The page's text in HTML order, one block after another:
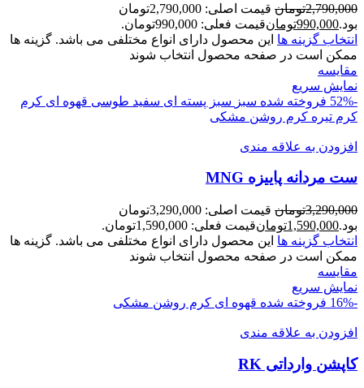
2,790,000تومان
قیمت اصلی: 2,790,000تومان
بود.990,000تومانقیمت فعلی: 990,000تومان.
انتخاب گزینه ها این محصول دارای انواع مختلفی می باشد. گزینه ها
ممکن است در صفحه محصول انتخاب شوند
مقايسه
نمایش سریع
-52%
فروخته شده سبز سبز پسته ای سفید طوسی قهوه ای کرم
کرم تیره کرم روشن مشکی
افزودن به علاقه مندی
ست مردانه پاییزه MNG
3,290,000تومان
قیمت اصلی: 3,290,000تومان
بود.1,590,000تومانقیمت فعلی: 1,590,000تومان.
انتخاب گزینه ها این محصول دارای انواع مختلفی می باشد. گزینه ها
ممکن است در صفحه محصول انتخاب شوند
مقايسه
نمایش سریع
-16%
فروخته شده قهوه ای کرم روشن مشکی
افزودن به علاقه مندی
کاپشن وارداتی RK